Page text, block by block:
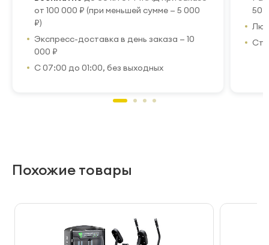
от 100 000 ₽ (при меньшей сумме — 5 000
₽)
Экспресс-доставка в день заказа — 10
000 ₽
С 07:00 до 01:00, без выходных
50
Похожие товары